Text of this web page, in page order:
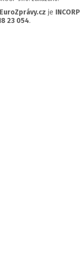
EuroZprávy.cz je INCORP
23 054.